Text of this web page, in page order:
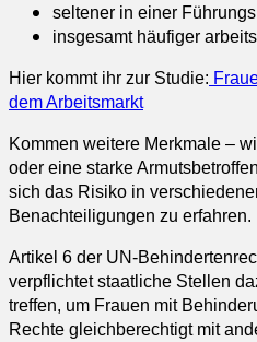
seltener in einer
insgesamt häufiger
Hier kommt ihr zur Studie:
dem Arbeitsmarkt
Kommen weitere Merkmale –
oder eine starke
sich das Risiko in
Benachteiligungen zu erfahren.
Artikel 6 der UN-
verpflichtet staatliche Stellen
treffen, um Frauen mit
Rechte gleichberechtigt mit